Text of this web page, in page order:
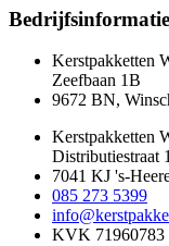
Bedrijfsinformatie
Kerstpakketten
Zeefbaan 1B
9672 BN,
Kerstpakketten
Distributiestraat 1
7041 KJ 's-
085 273 5399
KVK 71960783